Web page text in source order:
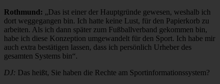
Rothmund: „Das ist einer der Hauptgründe gewesen, weshalb ich
dort weggegangen bin. Ich hatte keine Lust, für den Papierkorb zu
arbeiten. Als ich dann später zum Fußballverband gekommen bin,
habe ich diese Konzeption umgewandelt für den Sport. Ich habe mir
auch extra bestätigen lassen, dass ich persönlich Urheber des
gesamten Systems bin“.
DJ: Das heißt, Sie haben die Rechte am Sportinformationssystem?